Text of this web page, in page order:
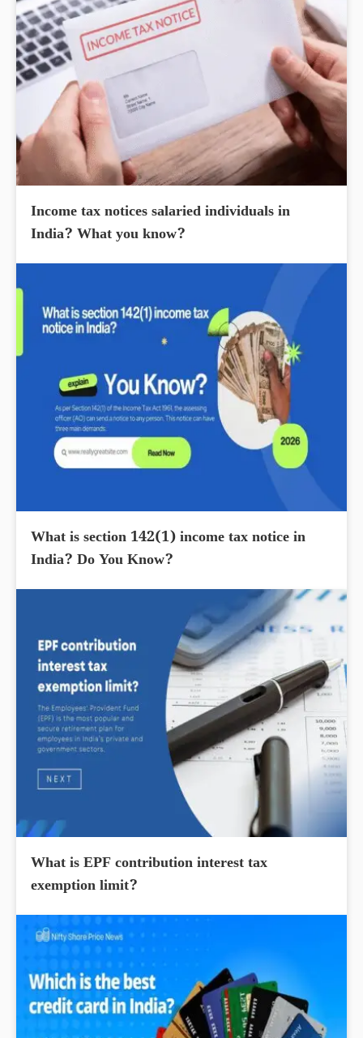
Income tax notices salaried individuals in
India? What you know?
What is section 142(1) income tax notice in
India? Do You Know?
What is EPF contribution interest tax
exemption limit?